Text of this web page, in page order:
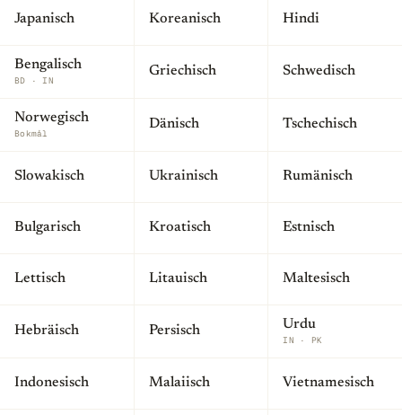
Japanisch Koreanisch Hindi
Bengalisch
BD · IN
Griechisch Schwedisch
Norwegisch
Bokmål
Dänisch Tschechisch
Slowakisch Ukrainisch Rumänisch
Bulgarisch Kroatisch Estnisch
Lettisch Litauisch Maltesisch
Hebräisch Persisch Urdu
IN · PK
Indonesisch Malaiisch Vietnamesisch